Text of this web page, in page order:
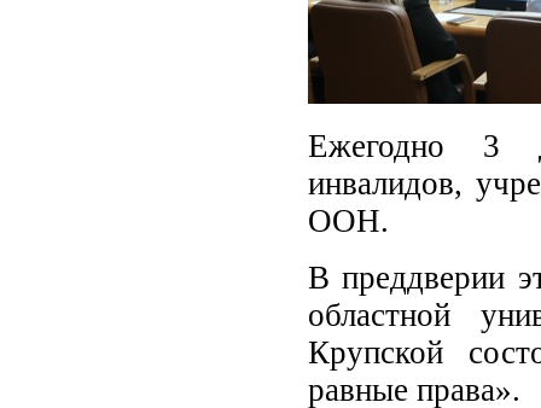
Ежегодно 3
инвалидов,
ООН.
В преддверии
областной
Крупской
равные права».